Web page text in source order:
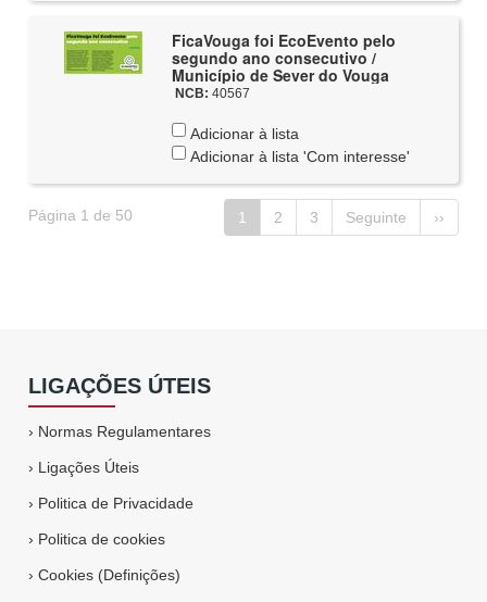
FicaVouga foi EcoEvento pelo
segundo ano consecutivo /
Município de Sever do Vouga
NCB: 40567
Adicionar à lista
Adicionar à lista 'Com interesse'
Página 1 de 50 1 2 3 Seguinte ››
LIGAÇÕES ÚTEIS
› Normas Regulamentares
› Ligações Úteis
› Politica de Privacidade
› Politica de cookies
›Cookies (Definições)